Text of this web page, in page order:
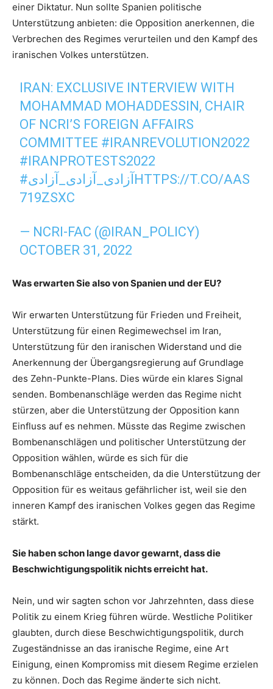
einer Diktatur. Nun sollte Spanien politische
Unterstützung anbieten: die Opposition anerkennen, die
Verbrechen des Regimes verurteilen und den Kampf des
iranischen Volkes unterstützen.
IRAN: EXCLUSIVE INTERVIEW WITH
MOHAMMAD MOHADDESSIN, CHAIR
OF NCRI’S FOREIGN AFFAIRS
COMMITTEE #IRANREVOLUTION2022
#IRANPROTESTS2022
#آزادی_آزادی_آزادیHTTPS://T.CO/AAS
719ZSXC
— NCRI-FAC (@IRAN_POLICY)
OCTOBER 31, 2022
Was erwarten Sie also von Spanien und der EU?
Wir erwarten Unterstützung für Frieden und Freiheit,
Unterstützung für einen Regimewechsel im Iran,
Unterstützung für den iranischen Widerstand und die
Anerkennung der Übergangsregierung auf Grundlage
des Zehn-Punkte-Plans. Dies würde ein klares Signal
senden. Bombenanschläge werden das Regime nicht
stürzen, aber die Unterstützung der Opposition kann
Einfluss auf es nehmen. Müsste das Regime zwischen
Bombenanschlägen und politischer Unterstützung der
Opposition wählen, würde es sich für die
Bombenanschläge entscheiden, da die Unterstützung der
Opposition für es weitaus gefährlicher ist, weil sie den
inneren Kampf des iranischen Volkes gegen das Regime
stärkt.
Sie haben schon lange davor gewarnt, dass die
Beschwichtigungspolitik nichts erreicht hat.
Nein, und wir sagten schon vor Jahrzehnten, dass diese
Politik zu einem Krieg führen würde. Westliche Politiker
glaubten, durch diese Beschwichtigungspolitik, durch
Zugeständnisse an das iranische Regime, eine Art
Einigung, einen Kompromiss mit diesem Regime erzielen
zu können. Doch das Regime änderte sich nicht.